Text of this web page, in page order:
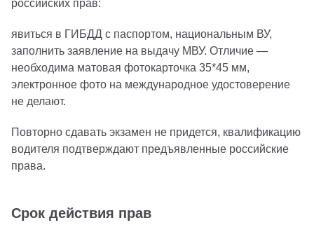
российских прав:
явиться в ГИБДД с паспортом, национальным ВУ,
заполнить заявление на выдачу МВУ. Отличие —
необходима матовая фотокарточка 35*45 мм,
электронное фото на международное удостоверение
не делают.
Повторно сдавать экзамен не придется, квалификацию
водителя подтверждают предъявленные российские
права.
Срок действия прав